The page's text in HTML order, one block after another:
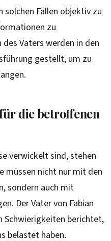
solchen Fällen objektiv zu
zu
Vaters werden in den
gestellt, um zu
die betroffenen
verwickelt sind, stehen
müssen nicht nur mit den
sondern auch mit
Der Vater von Fabian
Schwierigkeiten berichtet,
belastet haben.